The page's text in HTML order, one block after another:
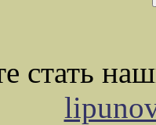
стать